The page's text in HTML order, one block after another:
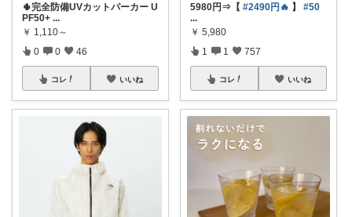
🌵完全防備UVカットパーカー U
PF50+ ...
￥ 1,110～
0 0 46
コレ いいね
5980円⇒【 #2490円🔥 】 #50
...
￥ 5,980
1 1 757
コレ いいね